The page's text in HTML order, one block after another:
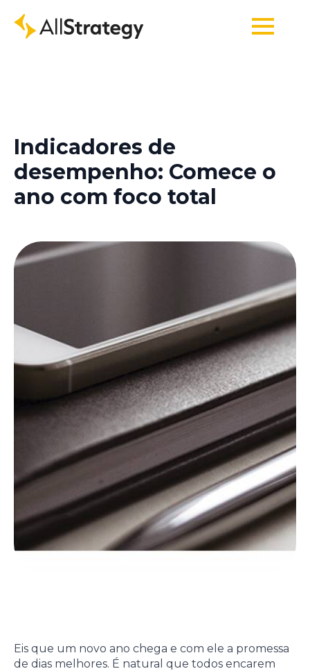
Indicadores de
desempenho: Comece o
ano com foco total
Eis que um novo ano chega e com ele a promessa
de dias melhores. É natural que todos encarem